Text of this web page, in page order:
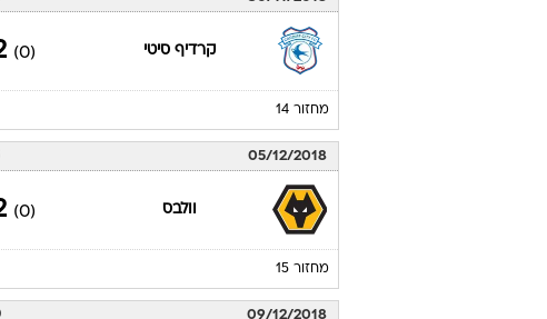
קרדיף סיטי (0)
מחזור 14
05/12/2018
וולבס (0)
מחזור 15
09/12/2018